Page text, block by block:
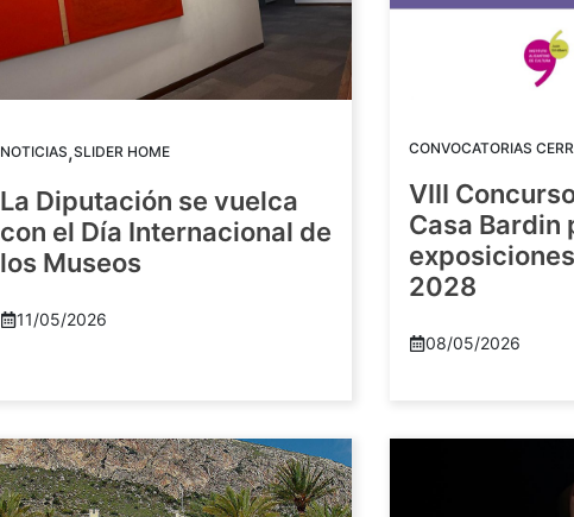
NOTICIAS,SLIDER HOME
La Diputación se vuelca
con el Día Internacional de
los Museos
11/05/2026
CONVOCATORIAS
VIII
Casa Bardin
2028
08/05/2026